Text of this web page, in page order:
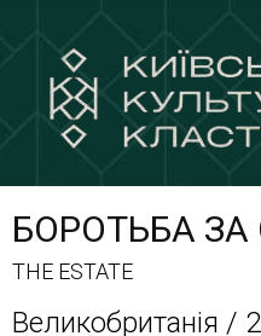
БОРОТЬБА
THE ESTATE
Великобританія /